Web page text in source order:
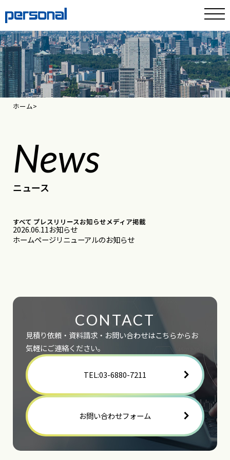
ホーム
News
ニュース
すべて プレスリリースお知らせメディア掲載
2026.06.11お知らせ
ホームページリニューアルのお知らせ
CONTACT
見積り依頼・資料請求・お問い合わせはこちらからお
気軽にご連絡ください。
TEL:03-6880-7211
お問い合わせフォーム